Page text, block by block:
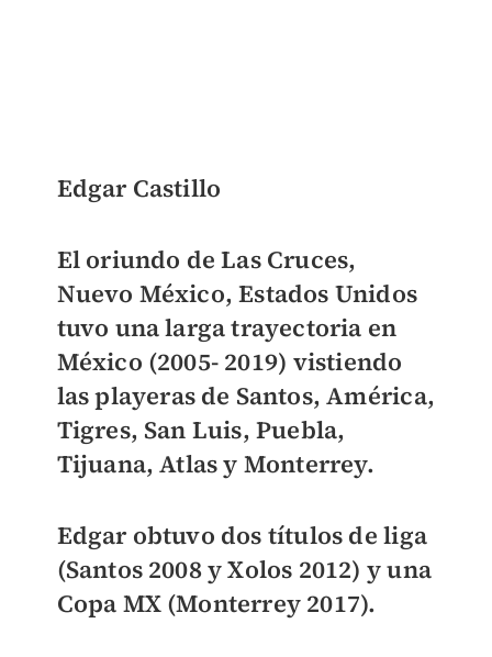
Edgar Castillo
El oriundo de Las Cruces,
Nuevo México, Estados Unidos
tuvo una larga trayectoria en
México (2005- 2019) vistiendo
las playeras de Santos, América,
Tigres, San Luis, Puebla,
Tijuana, Atlas y Monterrey.
Edgar obtuvo dos títulos de liga
(Santos 2008 y Xolos 2012) y una
Copa MX (Monterrey 2017).